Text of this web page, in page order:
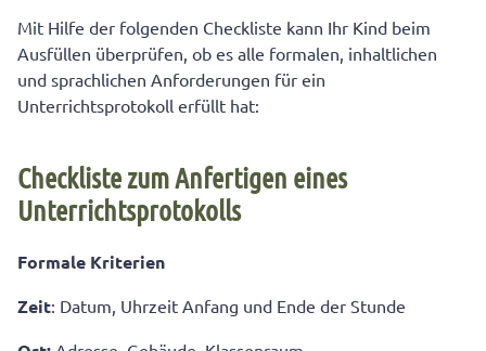
Mit Hilfe der folgenden Checkliste kann Ihr Kind beim
Ausfüllen überprüfen, ob es alle formalen, inhaltlichen
und sprachlichen Anforderungen für ein
Unterrichtsprotokoll erfüllt hat:
Checkliste zum Anfertigen eines
Unterrichtsprotokolls
Formale Kriterien
Zeit: Datum, Uhrzeit Anfang und Ende der Stunde